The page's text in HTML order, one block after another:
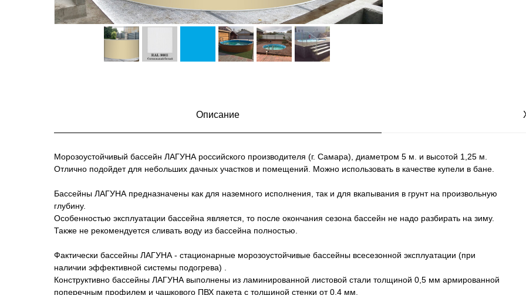
Описание
Морозоустойчивый бассейн ЛАГУНА российского производителя (г. Самара), диаметром 5 м. и высотой 1,25 м.
Отлично подойдет для небольших дачных участков и помещений. Можно использовать в качестве купели в бане.
Бассейны ЛАГУНА предназначены как для наземного исполнения, так и для вкапывания в грунт на произвольную
глубину.
Особенностью эксплуатации бассейна является, то после окончания сезона бассейн не надо разбирать на зиму.
Также не рекомендуется сливать воду из бассейна полностью.
Фактически бассейны ЛАГУНА - стационарные морозоустойчивые бассейны всесезонной эксплуатации (при
наличии эффективной системы подогрева) .
Конструктивно бассейны ЛАГУНА выполнены из ламинированной листовой стали толщиной 0,5 мм армированной
поперечным профилем и чашкового ПВХ пакета с толщиной стенки от 0,4 мм.